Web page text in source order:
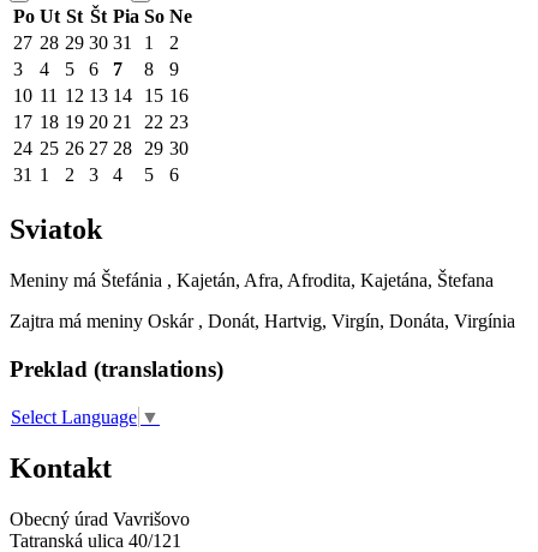
Po Ut St Št Pia So Ne
27 28 29 30 31 1
2
3
4 5 6 7 8
9
10 11 12 13 14 15 16
17 18 19 20 21 22 23
24 25 26 27 28 29 30
31 1 2 3 4 5 6
Sviatok
Meniny má Štefánia , Kajetán, Afra, Afrodita, Kajetána, Štefana
Zajtra má meniny Oskár , Donát, Hartvig, Virgín, Donáta, Virgínia
Preklad (translations)
Select Language ▼
Kontakt
Obecný úrad Vavrišovo
Tatranská ulica 40/121